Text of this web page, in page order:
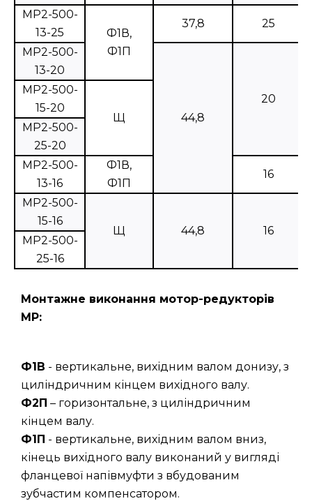
МР2-500-
13-25
Ф1В,
Ф1П
37,8 25
МР2-500-
13-20
44,8
20
МР2-500-
15-20
Щ
МР2-500-
25-20
МР2-500-
13-16
Ф1В,
Ф1П
16
МР2-500-
15-16
Щ 44,8 16
МР2-500-
25-16
Монтажне виконання мотор-редукторів
МР:
Ф1В - вертикальне, вихідним валом донизу, з
циліндричним кінцем вихідного валу.
Ф2П – горизонтальне, з циліндричним
кінцем валу.
Ф1П - вертикальне, вихідним валом вниз,
кінець вихідного валу виконаний у вигляді
фланцевої напівмуфти з вбудованим
зубчастим компенсатором.